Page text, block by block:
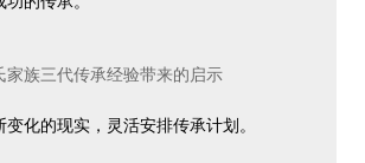
家族三代传承经验带来的启示
化的现实，灵活安排传承计划。